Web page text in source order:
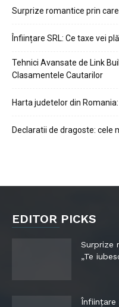
Surprize romantice prin
Înființare SRL: Ce taxe vei
Tehnici Avansate de Link
Clasamentele Cautarilor
Harta judetelor din
Declaratii de dragoste: cele
EDITOR PICKS
Surprize
„Te
Înființare